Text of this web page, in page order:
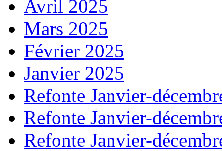
Avril 2025
Mars 2025
Février 2025
Janvier 2025
Refonte Janvier-
Refonte Janvier-
Refonte Janvier-